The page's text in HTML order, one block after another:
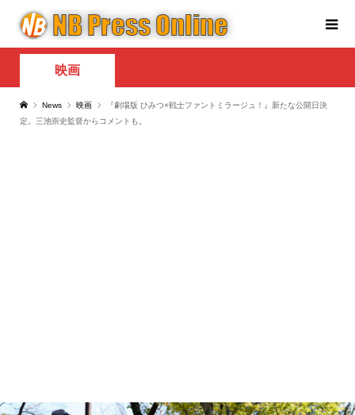
映画
News 映画
『劇場版 ひみつ×戦士ファントミラージュ！』新たな公開日決
定。三池崇史監督からコメントも。